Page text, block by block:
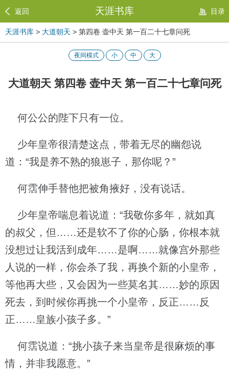
返回 天涯书库 目录
天涯书库 > 大道朝天 > 第四卷 壶中天 第一百二十七章问死
夜间模式 小 中 大
大道朝天 第四卷 壶中天 第一百二十七章问死
何公公的陛下只有一位。
少年皇帝很清楚这点，带着无尽的幽怨说
道：“我是养不熟的狼崽子，那你呢？”
何霑伸手替他把被角掖好，没有说话。
少年皇帝喘息着说道：“我敬你多年，就如真
的叔父，但……还是软不了你的心肠，你根本就
没想过让我活到成年……是啊……就像宫外那些
人说的一样，你会杀了我，再换个新的小皇帝，
等他再大些，又会因为一些莫名其……妙的原因
死去，到时候你再挑一个小皇帝，反正……反
正……皇族小孩子多。”
何霑说道：“挑小孩子来当皇帝是很麻烦的事
情，并非我愿意。”